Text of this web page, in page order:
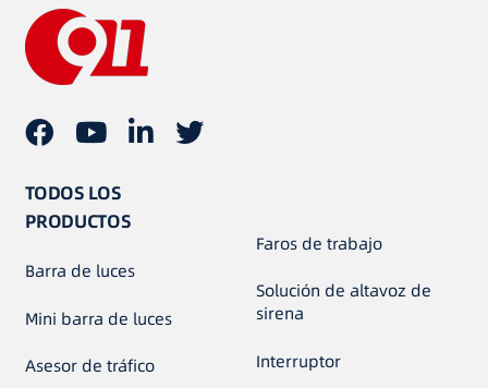
TODOS LOS
PRODUCTOS
Barra de luces
Mini barra de luces
Asesor de tráfico
Faros de trabajo
Solución de altavoz de
sirena
Interruptor